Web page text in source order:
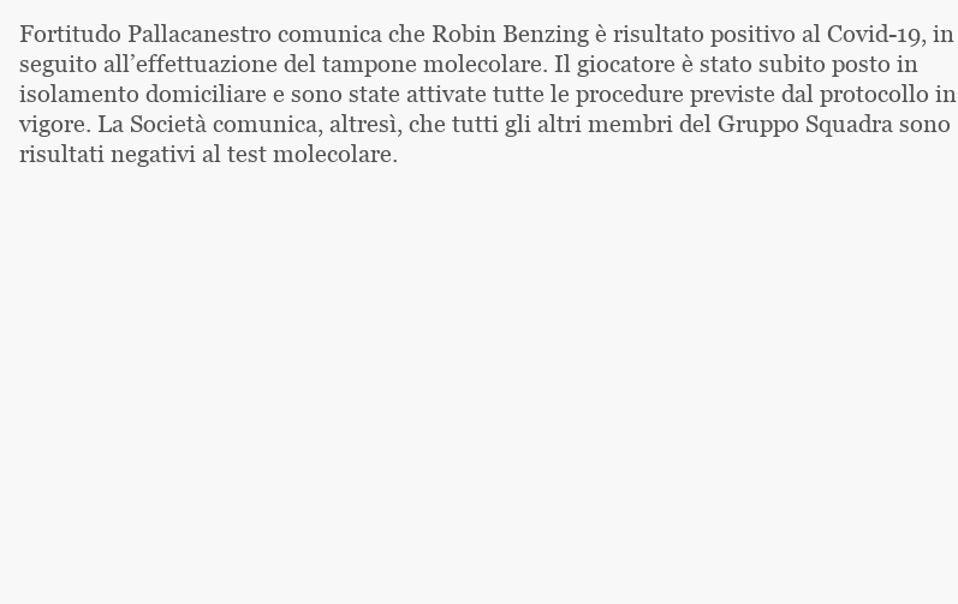
Fortitudo Pallacanestro comunica che Robin Benzing è risultato positivo al Covid-19, in
seguito all’effettuazione del tampone molecolare. Il giocatore è stato subito posto in
isolamento domiciliare e sono state attivate tutte le procedure previste dal protocollo in
vigore. La Società comunica, altresì, che tutti gli altri membri del Gruppo Squadra sono
risultati negativi al test molecolare.